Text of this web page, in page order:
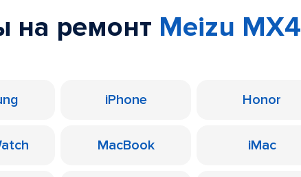
на ремонт Meizu MX4
iPhone Honor
MacBook iMac